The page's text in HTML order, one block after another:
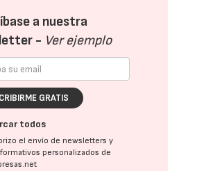
a nuestra
- Ver ejemplo
GRATIS
todos
el envío de newsletters y
personalizados de